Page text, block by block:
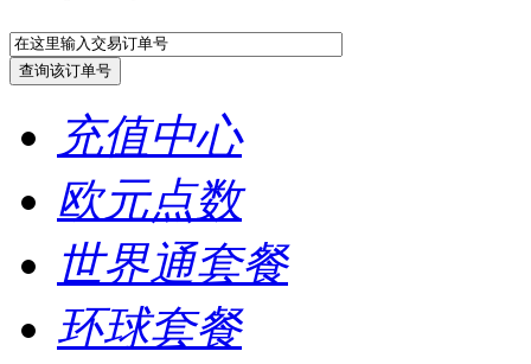
充值中心
欧元点数
世界通套餐
环球套餐